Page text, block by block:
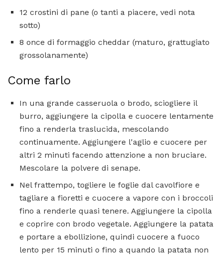
12 crostini di pane (o tanti a piacere, vedi nota
sotto)
8 once di formaggio cheddar (maturo, grattugiato
grossolanamente)
Come farlo
In una grande casseruola o brodo, sciogliere il
burro, aggiungere la cipolla e cuocere lentamente
fino a renderla traslucida, mescolando
continuamente. Aggiungere l'aglio e cuocere per
altri 2 minuti facendo attenzione a non bruciare.
Mescolare la polvere di senape.
Nel frattempo, togliere le foglie dal cavolfiore e
tagliare a fioretti e cuocere a vapore con i broccoli
fino a renderle quasi tenere. Aggiungere la cipolla
e coprire con brodo vegetale. Aggiungere la patata
e portare a ebollizione, quindi cuocere a fuoco
lento per 15 minuti o fino a quando la patata non